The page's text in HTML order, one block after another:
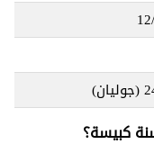
(جوليان)